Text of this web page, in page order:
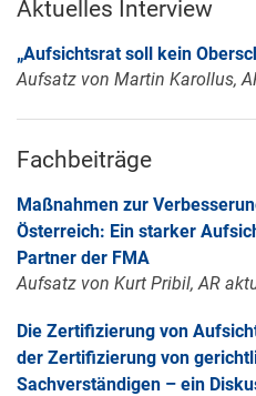
Aktuelles Interview
„Aufsichtsrat soll kein
Aufsatz von Martin Karollus,
Fachbeiträge
Maßnahmen zur
Österreich: Ein starker
Partner der FMA
Aufsatz von Kurt Pribil, AR
Die Zertifizierung von
der Zertifizierung von
Sachverständigen – ein